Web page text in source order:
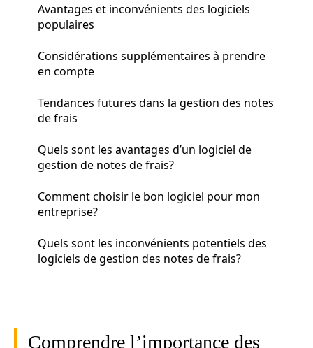
Avantages et inconvénients des logiciels
populaires
Considérations supplémentaires à prendre
en compte
Tendances futures dans la gestion des notes
de frais
Quels sont les avantages d’un logiciel de
gestion de notes de frais?
Comment choisir le bon logiciel pour mon
entreprise?
Quels sont les inconvénients potentiels des
logiciels de gestion des notes de frais?
Comprendre l’importance des